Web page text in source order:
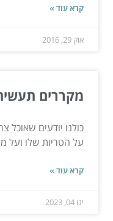
קרא עוד »
אוק 29, 2016
מקררים
כולנו יודעים
על הטריות שלו ועל
קרא עוד »
ינו 04, 2023